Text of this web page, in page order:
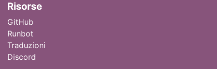
Risorse
GitHub
Runbot
Traduzioni
Discord